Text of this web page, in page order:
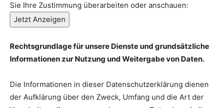
Sie Ihre Zustimmung überarbeiten oder anschauen:
Jetzt Anzeigen
Rechtsgrundlage für unsere Dienste und grundsätzliche
Informationen zur Nutzung und Weitergabe von Daten.
Die Informationen in dieser Datenschutzerklärung dienen
der Aufklärung über den Zweck, Umfang und die Art der